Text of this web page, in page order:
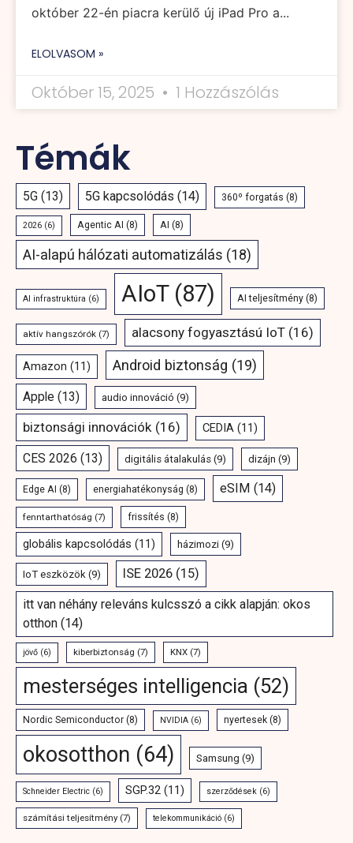
október 22-én piacra kerülő új iPad Pro a...
ELOLVASOM »
Október 15, 2025 1 Hozzászólás
Témák
5G (13) 5G kapcsolódás (14) 360º forgatás (8)
2026 (6) Agentic AI (8) AI (8)
AI-alapú hálózati automatizálás (18)
AI infrastruktúra (6) AIoT(87) AI teljesítmény (8)
aktív hangszórók (7) alacsony fogyasztású IoT (16)
Amazon (11) Android biztonság (19)
Apple (13) audio innováció (9)
biztonsági innovációk (16) CEDIA (11)
CES 2026 (13) digitális átalakulás (9) dizájn (9)
Edge AI (8) energiahatékonyság (8) eSIM (14)
fenntarthatóság (7) frissítés (8)
globális kapcsolódás (11) házimozi (9)
IoT eszközök (9) ISE 2026 (15)
itt van néhány releváns kulcsszó a cikk alapján: okos
otthon (14)
jövő (6) kiberbiztonság (7) KNX (7)
mesterséges intelligencia (52)
Nordic Semiconductor (8) NVIDIA (6) nyertesek (8)
okosotthon (64) Samsung (9)
Schneider Electric (6) SGP.32 (11) szerződések (6)
számítási teljesítmény(7) telekommunikáció (6)